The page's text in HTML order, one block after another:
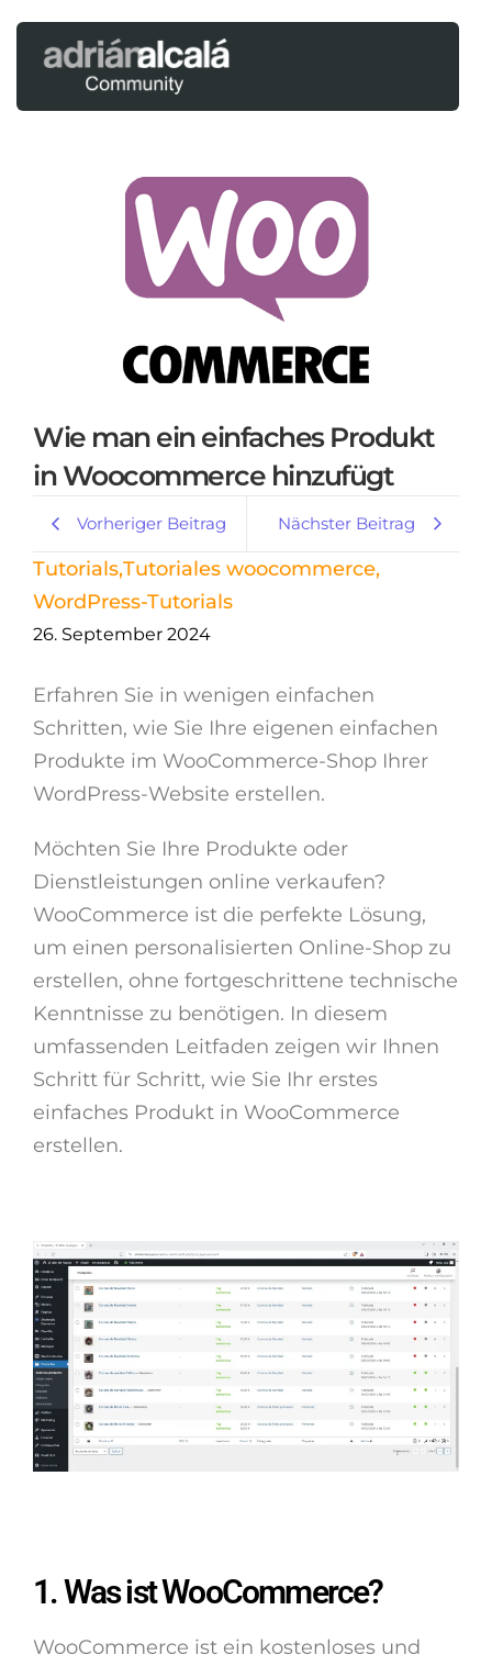
Wie man ein einfaches Produkt
in Woocommerce hinzufügt
Vorheriger Beitrag Nächster Beitrag
Tutorials,Tutoriales woocommerce,
WordPress-Tutorials
26. September 2024
Erfahren Sie in wenigen einfachen
Schritten, wie Sie Ihre eigenen einfachen
Produkte im WooCommerce-Shop Ihrer
WordPress-Website erstellen.
Möchten Sie Ihre Produkte oder
Dienstleistungen online verkaufen?
WooCommerce ist die perfekte Lösung,
um einen personalisierten Online-Shop zu
erstellen, ohne fortgeschrittene technische
Kenntnisse zu benötigen. In diesem
umfassenden Leitfaden zeigen wir Ihnen
Schritt für Schritt, wie Sie Ihr erstes
einfaches Produkt in WooCommerce
erstellen.
1. Was ist WooCommerce?
WooCommerce ist ein kostenloses und